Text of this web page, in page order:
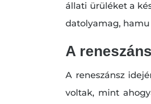
állati ürüléket a
datolyamag,
A
A reneszánsz
voltak, mint